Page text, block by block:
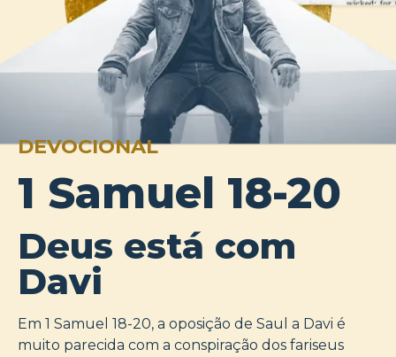
DEVOCIONAL
1 Samuel 18-20
Deus está com
Davi
Em 1 Samuel 18-20, a oposição de Saul a Davi é
muito parecida com a conspiração dos fariseus